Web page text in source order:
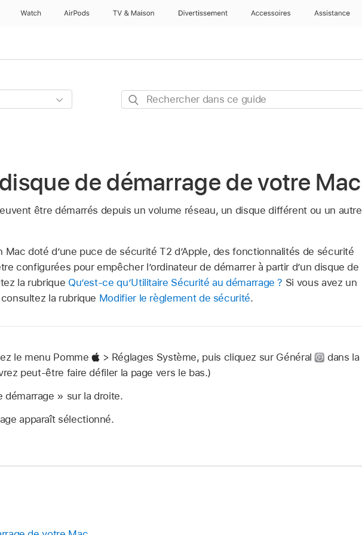
Watch AirPods TV & Maison Divertissements Accessoires Assistance
Rechercher
de démarrage de votre Mac
être démarrés depuis un volume réseau, un disque différent ou un autre
Mac doté d’une puce de sécurité T2 d’Apple, des fonctionnalités de sécurité
configurées pour empêcher l’ordinateur de démarrer à partir d’un disque de
la rubrique Qu’est-ce qu’Utilitaire Sécurité au démarrage ? Si vous avez un
la rubrique Modifier le règlement de sécurité.
le menu Pomme > Réglages Système, puis cliquez sur Général
dans la
peut-être faire défiler la page vers le bas.)
démarrage » sur la droite.
apparaît sélectionné.